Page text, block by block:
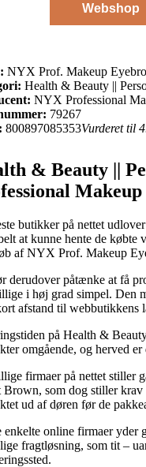
Webshop
NYX Prof. Makeup
Health & Beauty ||
NYX Professional
79267
800897085353Vurderet til
& Beauty ||
Makeup
butikker på nettet
at kunne hente de købte
af NYX Prof. Makeup
derudover påtænke at få
i høj grad simpel. Den
afstand til webbutikkens
på Health &
omgående, og herved
firmaer på nettet stiller
Brown, som dog stiller krav
ud af døren før de
enkelte online firmaer yder
fragtløsning, som tit –